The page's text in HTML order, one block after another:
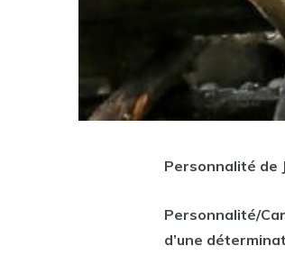
Personnalité de
Personnalité/
d’une